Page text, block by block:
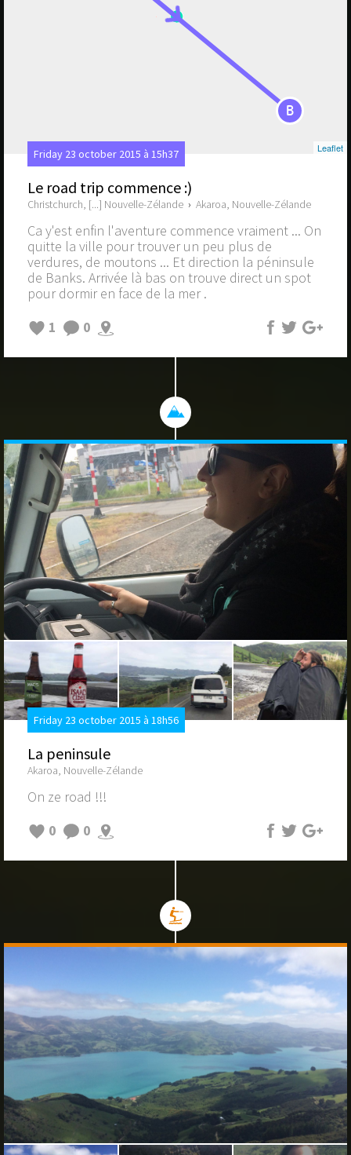
B
Leaflet
Friday 23 october 2015 à 15h37
Le road trip commence :)
Christchurch, [...] Nouvelle-Zélande › Akaroa, Nouvelle-Zélande
Ca y'est enfin l'aventure commence vraiment ... On
quitte la ville pour trouver un peu plus de
verdures, de moutons ... Et direction la péninsule
de Banks. Arrivée là bas on trouve direct un spot
pour dormir en face de la mer .
1
0
Friday 23 october 2015 à 18h56
La peninsule
Akaroa, Nouvelle-Zélande
On ze road !!!
0
0